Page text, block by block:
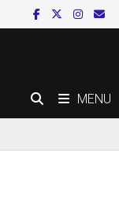
MENU